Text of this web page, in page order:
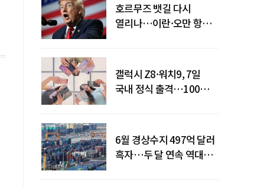
호르무즈 뱃길 다시
열리나…이란·오만 항로
갤럭시 Z8·워치9, 7일
국내 정식 출격…100개국
6월 경상수지 497억 달러
흑자…두 달 연속 역대